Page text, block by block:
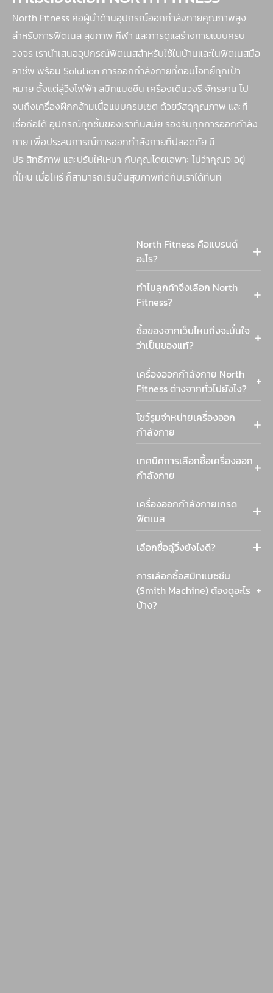
North Fitness คือผู้นำด้านอุปกรณ์ออกกำลังกายคุณภาพสูง
สำหรับการฟิตเนส สุขภาพ กีฬา และการดูแลร่างกายแบบครบ
วงจร เรานำเสนออุปกรณ์ฟิตเนสสำหรับใช้ในบ้านและในฟิตเนสมือ
อาชีพ พร้อม Solution การออกกำลังกายที่ตอบโจทย์ทุกเป้า
หมาย ตั้งแต่ลู่วิ่งไฟฟ้า สมิทแมชชีน เครื่องเดินวงรี จักรยาน ไป
จนถึงเครื่องฝึกกล้ามเนื้อแบบครบเซต ด้วยวัสดุคุณภาพ และที่
เชื่อถือได้ อุปกรณ์ทุกชิ้นของเราทันสมัย รองรับทุกการออกกำลัง
กาย เพื่อประสบการณ์การออกกำลังกายที่ปลอดภัย มี
ประสิทธิภาพ และปรับให้เหมาะกับคุณโดยเฉพาะ ไม่ว่าคุณจะอยู่
ที่ไหน เมื่อไหร่ ก็สามารถเริ่มต้นสุขภาพที่ดีกับเราได้ทันที
North Fitness คือแบรนด์
อะไร?
ทำไมลูกค้าจึงเลือก North
Fitness?
ซื้อของจากเว็บไหนถึงจะมั่นใจ
ว่าเป็นของแท้?
เครื่องออกกำลังกาย North
Fitness ต่างจากทั่วไปยังไง?
โชว์รูมจำหน่ายเครื่องออก
กำลังกาย
เทคนิคการเลือกซื้อเครื่องออก
กำลังกาย
เครื่องออกกำลังกายเกรด
ฟิตเนส
เลือกซื้อลู่วิ่งยังไงดี?
การเลือกซื้อสมิทแมชชีน
(Smith Machine) ต้องดูอะไร
บ้าง?